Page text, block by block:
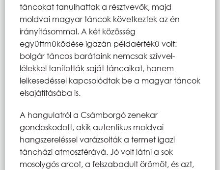
táncokat tanulhattak a résztvevők, majd
moldvai magyar táncok következtek az én
irányításommal. A két közösség
együttműködése igazán példaértékű volt:
bolgár táncos barátaink nemcsak szívvel-
lélekkel tanították saját táncaikat, hanem
lelkesedéssel kapcsolódtak be a magyar táncok
elsajátításába is.
A hangulatról a Csámborgó zenekar
gondoskodott, akik autentikus moldvai
hangszereléssel varázsolták a termet igazi
táncházi atmoszférává. Jó volt látni a sok
mosolygós arcot, a felszabadult örömöt, és azt,